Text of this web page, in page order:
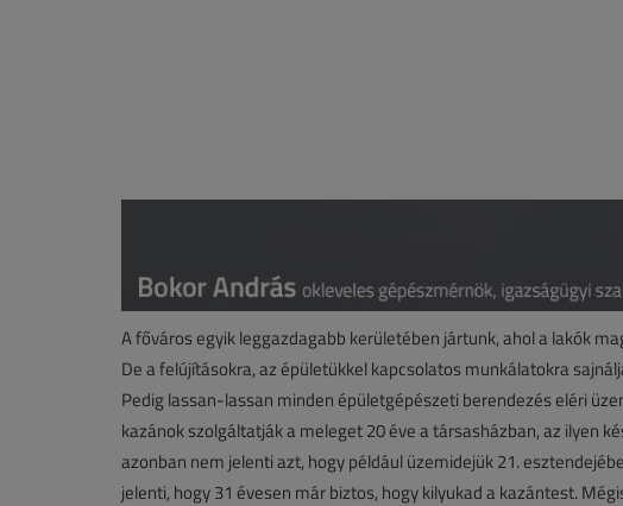
A főváros egyik leggazdagabb kerületében jártunk, ahol a lakók
De a felújításokra, az épületükkel kapcsolatos munkálatokra
Pedig lassan-lassan minden épületgépészeti berendezés eléri
kazánok szolgáltatják a meleget 20 éve a társasházban, az ilyen
azonban nem jelenti azt, hogy például üzemidejük 21.
jelenti, hogy 31 évesen már biztos, hogy kilyukad a kazántest.